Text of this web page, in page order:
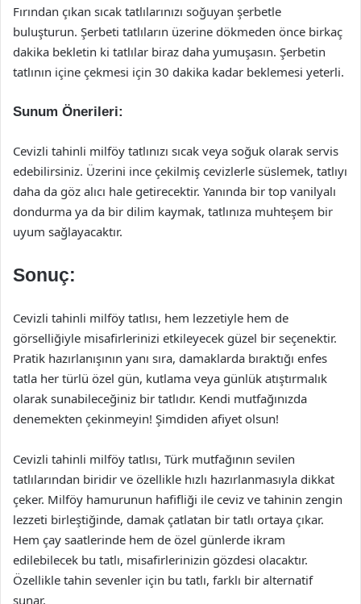
Fırından çıkan sıcak tatlılarınızı soğuyan şerbetle
buluşturun. Şerbeti tatlıların üzerine dökmeden önce birkaç
dakika bekletin ki tatlılar biraz daha yumuşasın. Şerbetin
tatlının içine çekmesi için 30 dakika kadar beklemesi yeterli.
Sunum Önerileri:
Cevizli tahinli milföy tatlınızı sıcak veya soğuk olarak servis
edebilirsiniz. Üzerini ince çekilmiş cevizlerle süslemek, tatlıyı
daha da göz alıcı hale getirecektir. Yanında bir top vanilyalı
dondurma ya da bir dilim kaymak, tatlınıza muhteşem bir
uyum sağlayacaktır.
Sonuç:
Cevizli tahinli milföy tatlısı, hem lezzetiyle hem de
görselliğiyle misafirlerinizi etkileyecek güzel bir seçenektir.
Pratik hazırlanışının yanı sıra, damaklarda bıraktığı enfes
tatla her türlü özel gün, kutlama veya günlük atıştırmalık
olarak sunabileceğiniz bir tatlıdır. Kendi mutfağınızda
denemekten çekinmeyin! Şimdiden afiyet olsun!
Cevizli tahinli milföy tatlısı, Türk mutfağının sevilen
tatlılarından biridir ve özellikle hızlı hazırlanmasıyla dikkat
çeker. Milföy hamurunun hafifliği ile ceviz ve tahinin zengin
lezzeti birleştiğinde, damak çatlatan bir tatlı ortaya çıkar.
Hem çay saatlerinde hem de özel günlerde ikram
edilebilecek bu tatlı, misafirlerinizin gözdesi olacaktır.
Özellikle tahin sevenler için bu tatlı, farklı bir alternatif
sunar.